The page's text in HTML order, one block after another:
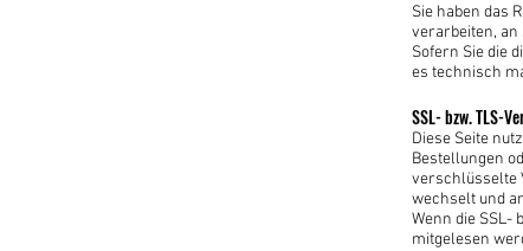
Sie haben das
verarbeiten, an
Sofern Sie die
es technisch
SSL- bzw. TLS-
Diese Seite
Bestellungen
verschlüsselte
wechselt und
Wenn die SSL-
mitgelesen